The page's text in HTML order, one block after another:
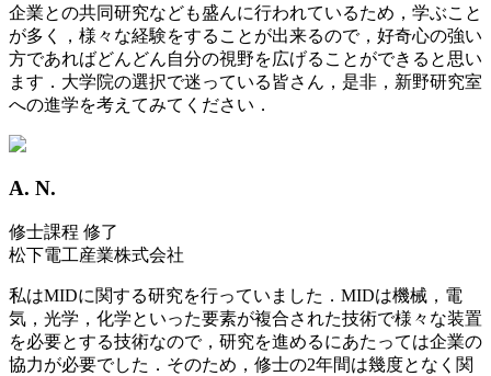
企業との共同研究なども盛んに行われているため，学ぶこと
が多く，様々な経験をすることが出来るので，好奇心の強い
方であればどんどん自分の視野を広げることができると思い
ます．大学院の選択で迷っている皆さん，是非，新野研究室
への進学を考えてみてください．
A. N.
修士課程 修了
松下電工産業株式会社
私はMIDに関する研究を行っていました．MIDは機械，電
気，光学，化学といった要素が複合された技術で様々な装置
を必要とする技術なので，研究を進めるにあたっては企業の
協力が必要でした．そのため，修士の2年間は幾度となく関